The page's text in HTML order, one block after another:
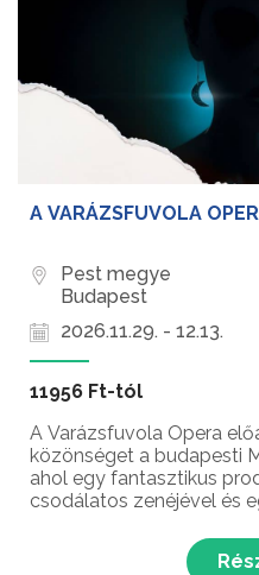
A VARÁZSFUVOLA
Pest megye
Budapest
2026.11.29. - 12.13.
11956 Ft-tól
A Varázsfuvola Opera
közönséget a budapesti
ahol egy fantasztikus
csodálatos zenéjével és
találkozzunk akár fiatal